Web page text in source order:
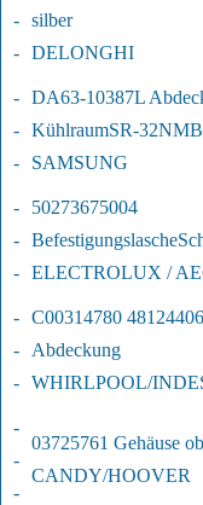
-
-
silber
DELONGHI
-
-
-
DA63-10387L
KühlraumSR-
SAMSUNG
-
-
-
50273675004
Befestigungslasche
ELECTROLUX /
-
-
-
C00314780
Abdeckung
WHIRLPOOL/
-
-
-
03725761 Gehäuse
CANDY/HOOVER